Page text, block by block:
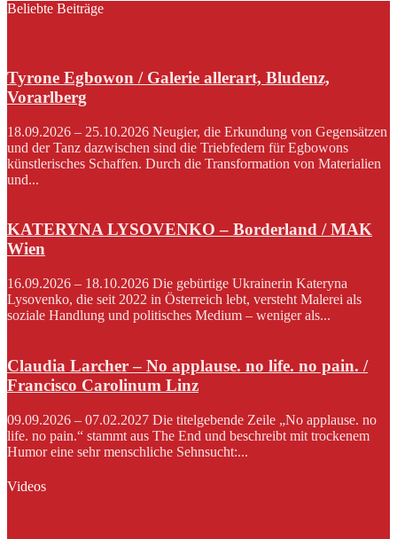
Beliebte Beiträge
Tyrone Egbowon / Galerie allerart, Bludenz,
Vorarlberg
18.09.2026 – 25.10.2026 Neugier, die Erkundung von Gegensätzen
und der Tanz dazwischen sind die Triebfedern für Egbowons
künstlerisches Schaffen. Durch die Transformation von Materialien
und...
KATERYNA LYSOVENKO – Borderland / MAK
Wien
16.09.2026 – 18.10.2026 Die gebürtige Ukrainerin Kateryna
Lysovenko, die seit 2022 in Österreich lebt, versteht Malerei als
soziale Handlung und politisches Medium – weniger als...
Claudia Larcher – No applause. no life. no pain. /
Francisco Carolinum Linz
09.09.2026 – 07.02.2027 Die titelgebende Zeile „No applause. no
life. no pain.“ stammt aus The End und beschreibt mit trockenem
Humor eine sehr menschliche Sehnsucht:...
Videos